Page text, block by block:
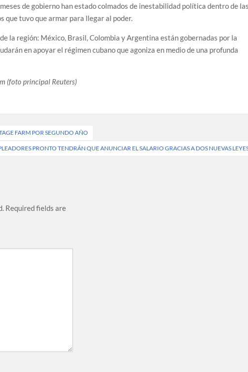
de gobierno han estado colmados de inestabilidad política dentro de
que tuvo que armar para llegar al poder.
la región: México, Brasil, Colombia y Argentina están gobernadas por la
en apoyar el régimen cubano que agoniza en medio de una profunda
(foto principal Reuters)
FARM POR SEGUNDO AÑO
PRONTO TENDRÁN QUE ANUNCIAR EL SALARIO GRACIAS A DOS NUEVAS
Required fields are